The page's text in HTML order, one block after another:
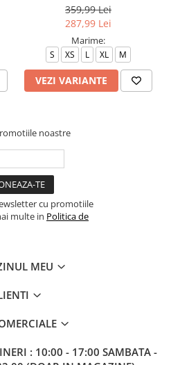
359,99 Lei
287,99 Lei
Marime:
S XS L XL M
VEZI VARIANTE
noastre
cu promotiile
multe in Politica de
MEU
: 10:00 - 17:00 SAMBATA -